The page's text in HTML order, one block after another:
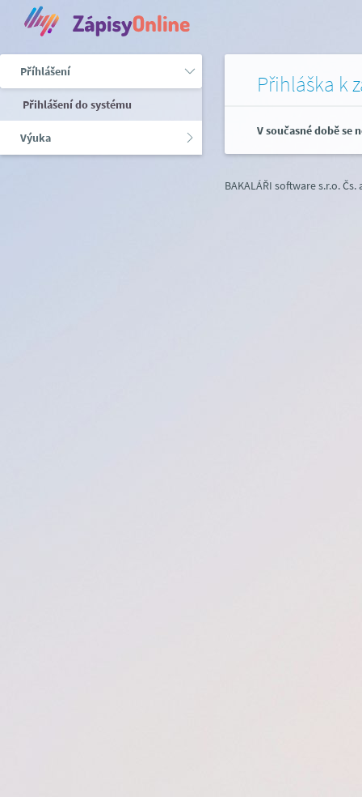
Příhlášení
Přihlášení do systému
Výuka
Přihláška k
V současné době se
BAKALÁŘI software s.r.o.Čs.